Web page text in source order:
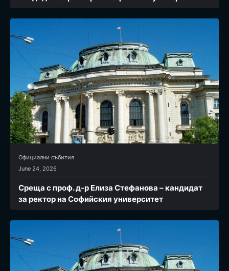
Официални събития
June 24, 2026
Среща с проф. д-р Елиза Стефанова – кандидат
за ректор на Софийския университет